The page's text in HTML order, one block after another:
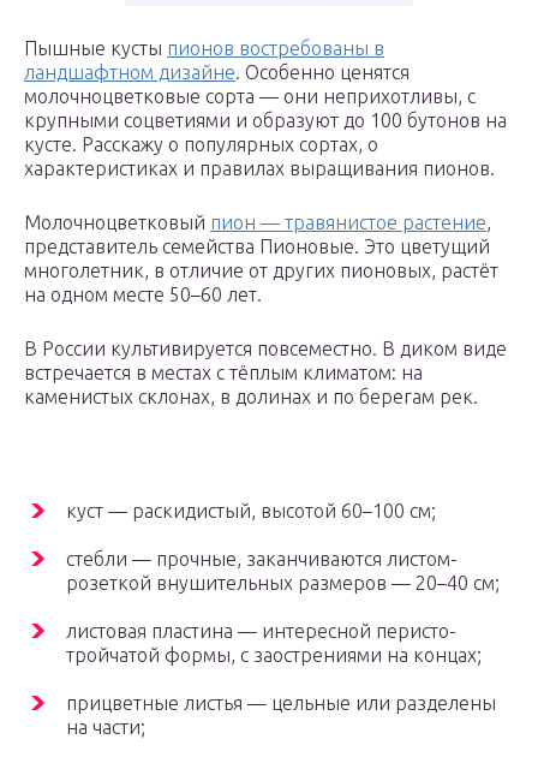
Пышные кусты пионов востребованы в
ландшафтном дизайне. Особенно ценятся
молочноцветковые сорта — они неприхотливы, с
крупными соцветиями и образуют до 100 бутонов на
кусте. Расскажу о популярных сортах, о
характеристиках и правилах выращивания пионов.
Молочноцветковый пион — травянистое растение,
представитель семейства Пионовые. Это цветущий
многолетник, в отличие от других пионовых, растёт
на одном месте 50–60 лет.
В России культивируется повсеместно. В диком виде
встречается в местах с тёплым климатом: на
каменистых склонах, в долинах и по берегам рек.
куст — раскидистый, высотой 60–100 см;
стебли — прочные, заканчиваются листом-
розеткой внушительных размеров — 20–40 см;
листовая пластина — интересной перисто-
тройчатой формы, с заострениями на концах;
прицветные листья — цельные или разделены
на части;